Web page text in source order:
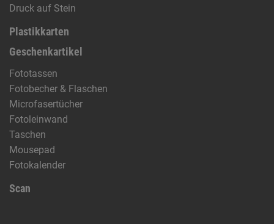
Druck auf Stein
Plastikkarten
Geschenkartikel
Fototassen
Fotobecher & Flaschen
Microfasertücher
Fotoleinwand
Taschen
Mousepad
Fotokalender
Scan